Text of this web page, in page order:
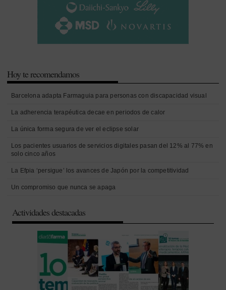
Hoy te recomendamos
Barcelona adapta Farmaguia para personas con discapacidad visual
La adherencia terapéutica decae en periodos de calor
La única forma segura de ver el eclipse solar
Los pacientes usuarios de servicios digitales pasan del 12% al 77% en
solo cinco años
La Efpia ‘persigue’ los avances de Japón por la competitividad
Un compromiso que nunca se apaga
Actividades destacadas